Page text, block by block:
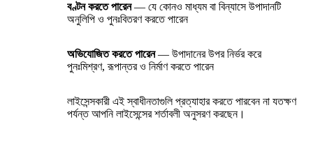
বণ্টন করতে পারেন— যে কোনও মাধ্যম বা বিন্যাসে উপাদানটি
অনুলিপি ও পুনঃবিতরণ করতে পারেন
অভিযোজিত করতে পারেন— উপাদানের উপর নির্ভর করে
পুনঃমিশ্রণ, রূপান্তর ও নির্মাণ করতে পারেন
লাইসেন্সকারী এই স্বাধীনতাগুলি প্রত্যাহার করতে পারবেন না যতক্ষণ
পর্যন্ত আপনি লাইসেন্সের শর্তাবলী অনুসরণ করছেন।